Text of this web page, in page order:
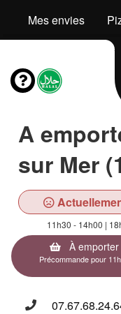
Mes envies
A
sur Mer
11h30 - 14h00 |
À emporter
Précommande pour